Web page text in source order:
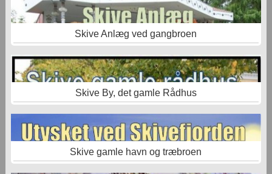
Skive Anlæg ved gangbroen
Skive By, det gamle Rådhus
Skive gamle havn og træbroen